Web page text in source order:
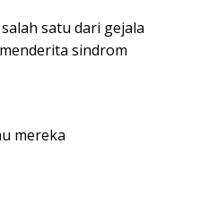
salah satu dari gejala
sindrom
mereka